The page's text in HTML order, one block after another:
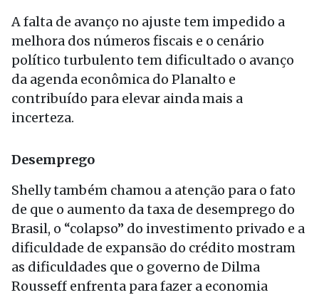
A falta de avanço no ajuste tem impedido a
melhora dos números fiscais e o cenário
político turbulento tem dificultado o avanço
da agenda econômica do Planalto e
contribuído para elevar ainda mais a
incerteza.
Desemprego
Shelly também chamou a atenção para o fato
de que o aumento da taxa de desemprego do
Brasil, o “colapso” do investimento privado e a
dificuldade de expansão do crédito mostram
as dificuldades que o governo de Dilma
Rousseff enfrenta para fazer a economia